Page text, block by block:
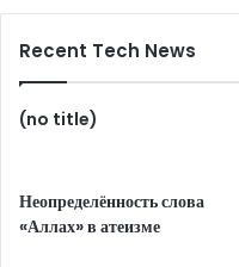
Recent Tech News
(no title)
Неопределённость слова
«Аллах» в атеизме